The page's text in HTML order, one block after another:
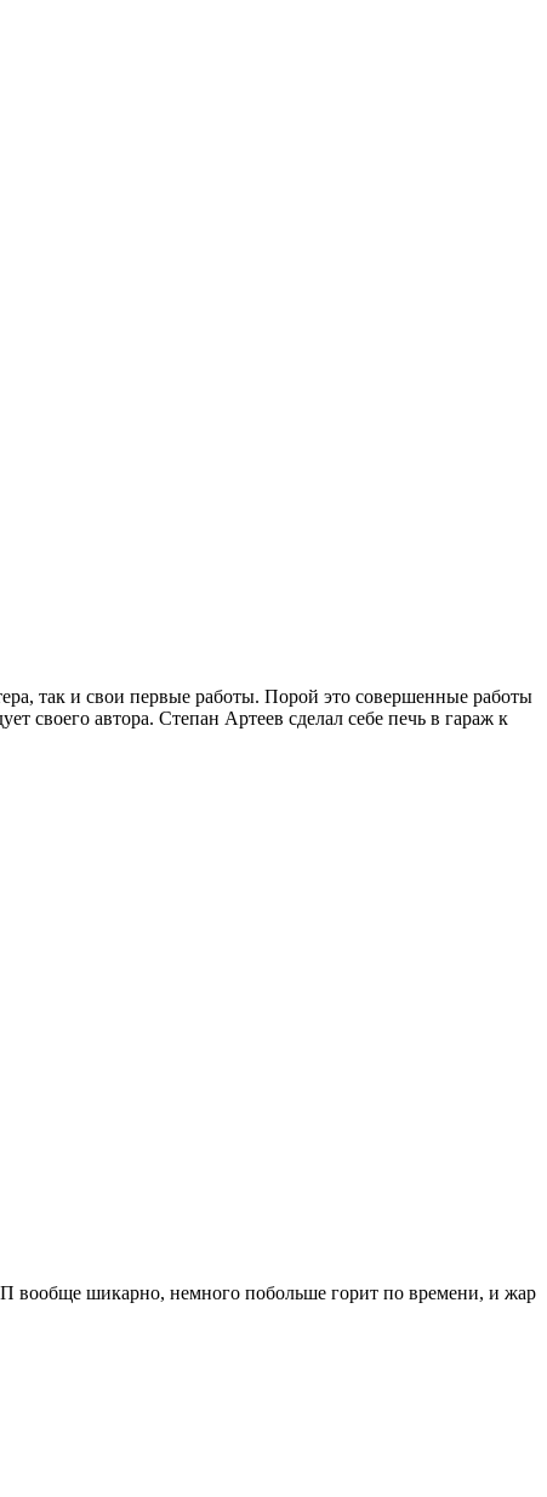
так и свои первые работы. Порой это совершенные работы
своего автора. Степан Артеев сделал себе печь в гараж к
вообще шикарно, немного побольше горит по времени, и жар